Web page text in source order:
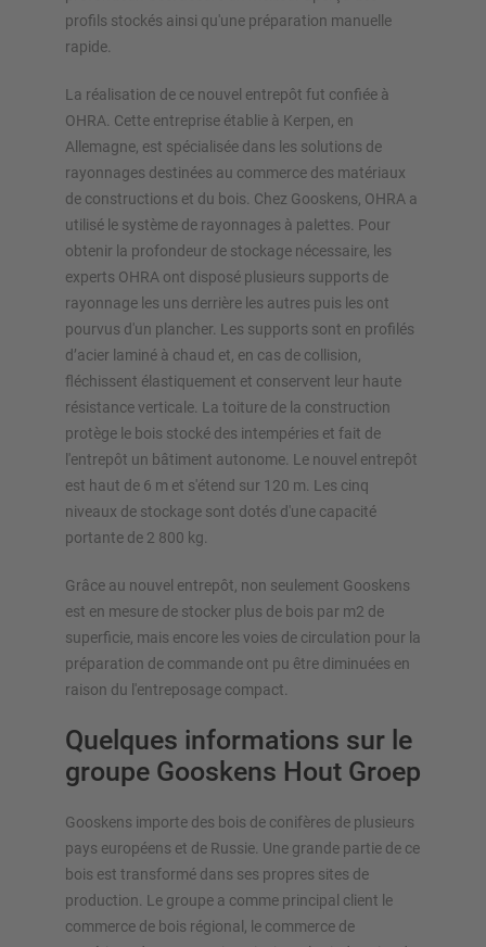
profils stockés ainsi qu'une préparation manuelle
rapide.
La réalisation de ce nouvel entrepôt fut confiée à
OHRA. Cette entreprise établie à Kerpen, en
Allemagne, est spécialisée dans les solutions de
rayonnages destinées au commerce des matériaux
de constructions et du bois. Chez Gooskens, OHRA a
utilisé le système de rayonnages à palettes. Pour
obtenir la profondeur de stockage nécessaire, les
experts OHRA ont disposé plusieurs supports de
rayonnage les uns derrière les autres puis les ont
pourvus d'un plancher. Les supports sont en profilés
d’acier laminé à chaud et, en cas de collision,
fléchissent élastiquement et conservent leur haute
résistance verticale. La toiture de la construction
protège le bois stocké des intempéries et fait de
l'entrepôt un bâtiment autonome. Le nouvel entrepôt
est haut de 6 m et s'étend sur 120 m. Les cinq
niveaux de stockage sont dotés d'une capacité
portante de 2 800 kg.
Grâce au nouvel entrepôt, non seulement Gooskens
est en mesure de stocker plus de bois par m2 de
superficie, mais encore les voies de circulation pour la
préparation de commande ont pu être diminuées en
raison du l'entreposage compact.
Quelques informations sur le
groupe Gooskens Hout Groep
Gooskens importe des bois de conifères de plusieurs
pays européens et de Russie. Une grande partie de ce
bois est transformé dans ses propres sites de
production. Le groupe a comme principal client le
commerce de bois régional, le commerce de